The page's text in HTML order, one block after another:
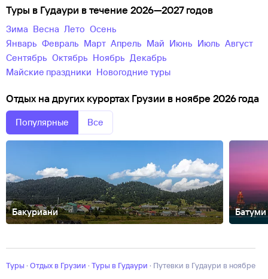
Туры в Гудаури в течение 2026—2027 годов
зима весна лето
осень
Январь
Февраль Март Апрель Май Июнь Июль
Август
Сентябрь
Октябрь Ноябрь
Декабрь
майские праздники
новогодние туры
Отдых на других курортах Грузии в ноябре 2026 года
Популярные Все
Бакуриани Батуми
Туры · Отдых в Грузии · Туры в Гудаури · Путевки в Гудаури в ноябре